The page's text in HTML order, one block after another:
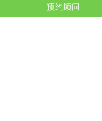
预约顾问